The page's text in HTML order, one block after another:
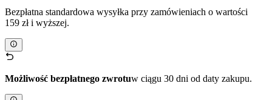
Bezpłatna standardowa wysyłka przy zamówieniach o wartości
159 zł i wyższej.
Możliwość bezpłatnego zwrotuw ciągu 30 dni od daty zakupu.